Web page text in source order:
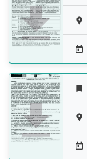
 




